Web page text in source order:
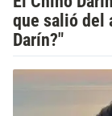
que salió del
Darín?"